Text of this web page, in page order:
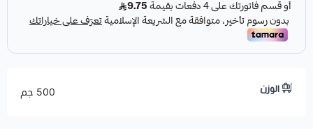
الوزن 500 جم